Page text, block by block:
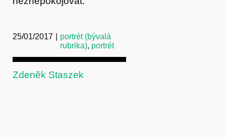
25/01/2017
portrét (bývalá
rubrika), portrét
Zdeněk Staszek